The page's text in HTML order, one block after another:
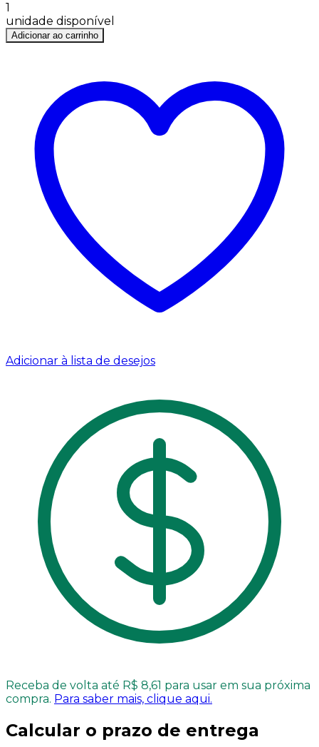
1
unidade disponível
Adicionar ao carrinho
Adicionar à lista de desejos
Receba de volta até R$ 8,61 para usar em sua próxima
compra. Para saber mais, clique aqui.
Calcular o prazo de entrega